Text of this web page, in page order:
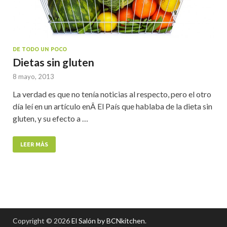
DE TODO UN POCO
Dietas sin gluten
8 mayo, 2013
La verdad es que no tenía noticias al respecto, pero el otro
día leí en un artículo enÂ El País que hablaba de la dieta sin
gluten, y su efecto a …
LEER MÁS
Copyright © 2026El Salón by BCNkitchen.